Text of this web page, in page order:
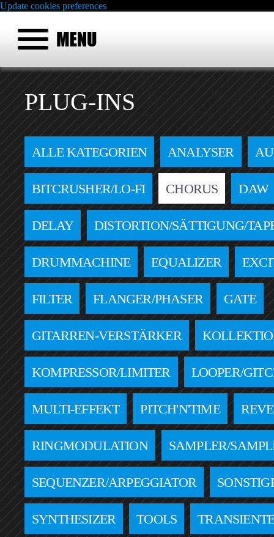
Update cookies preferences
PLUG-INS
ALLE KATEGORIEN ANALYSER
BITCRUSHER/LO-FI CHORUS DAW
DELAY DISTORTION/SÄTTIGUNG/
DRUMMACHINE EQUALIZER
FILTER FLANGER/PHASER GATE
GITARREN-VERSTÄRKER
KOMPRESSOR/LIMITER LOOPER/
MULTI-EFFEKT PITCH'N'TIME
RINGMODULATION SAMPLER/
SEQUENZER/ARPEGGIATOR
SYNTHESIZER TOOLS